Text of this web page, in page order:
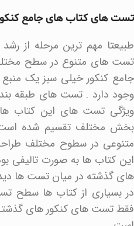
تست های کتاب های جامع
طبیعتا مهم ترین مرحله از
تست های متنوع در سطح
جامع کنکور خیلی سبز یک
وجود دارد . تست های طبقه
ویژگی تست های این کتاب
بخش مختلف تقسیم شده
متنوعی در سطوح مختلف
این کتاب ها به صورت تالیفی
های گذشته در میان تست ها
در بسیاری از کتاب ها سطح
فقط تست های کنکور های